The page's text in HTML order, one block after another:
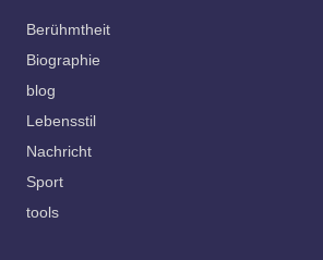
Berühmtheit
Biographie
blog
Lebensstil
Nachricht
Sport
tools